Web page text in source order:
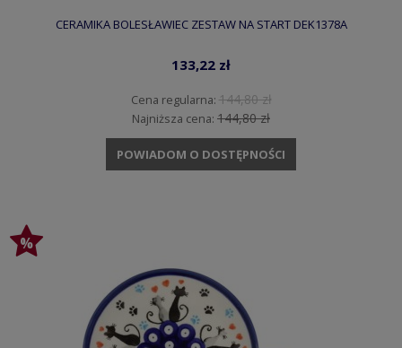
CERAMIKA BOLESŁAWIEC ZESTAW NA START DEK1378A
133,22 zł
Cena regularna: 144,80 zł
Najniższa cena: 144,80 zł
POWIADOM O DOSTĘPNOŚCI